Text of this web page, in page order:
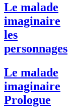
Le malade
imaginaire
les
personnages
Le malade
imaginaire
Prologue